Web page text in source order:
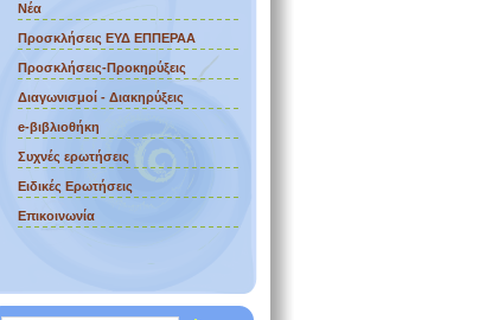
Νέα
Προσκλήσεις ΕΥΔ ΕΠΠΕΡΑΑ
Προσκλήσεις-Προκηρύξεις
Διαγωνισμοί - Διακηρύξεις
e-βιβλιοθήκη
Συχνές ερωτήσεις
Ειδικές Ερωτήσεις
Επικοινωνία